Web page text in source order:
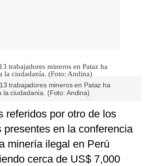
trabajadores mineros en Pataz ha
la ciudadanía. (Foto: Andina)
referidos por otro de los
presentes en la conferencia
minería ilegal en Perú
cerca de US$ 7,000